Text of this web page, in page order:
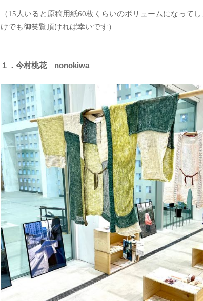
（15人いると原稿用紙60枚くらいのボリュームになって
けでも御笑覧頂ければ幸いです）
１．今村桃花 nonokiwa